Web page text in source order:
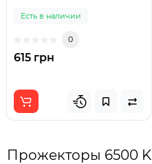
Есть в наличии
0
615 грн
Прожекторы 6500 K